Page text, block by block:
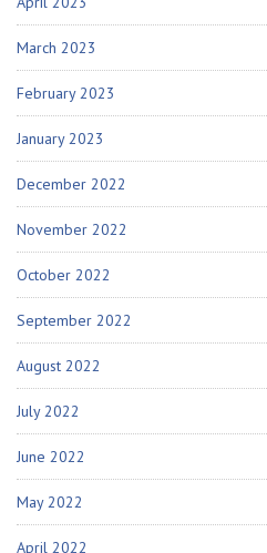
March 2023
February 2023
January 2023
December 2022
November 2022
October 2022
September 2022
August 2022
July 2022
June 2022
May 2022
April 2022